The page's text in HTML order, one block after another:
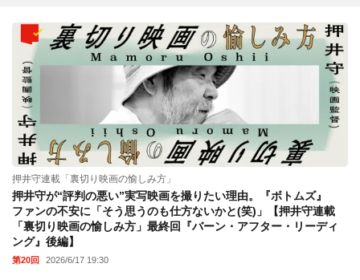
押井守連載「裏切り映画の愉しみ方」
押井守が“評判の悪い”実写映画を撮りたい理由。『ボトムズ』
ファンの不安に「そう思うのも仕方ないかと(笑)」【押井守連載
「裏切り映画の愉しみ方」最終回『バーン・アフター・リーディ
ング』後編】
第20回 2026/6/17 19:30